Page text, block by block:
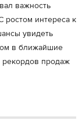
важность
ростом интереса к
увидеть
в ближайшие
рекордов продаж